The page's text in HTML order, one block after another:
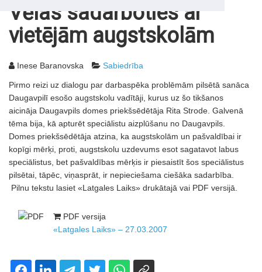
Vēlas sadarboties ar
vietējām augstskolām
Inese Baranovska Sabiedrība
Pirmo reizi uz dialogu par darbaspēka problēmām pilsētā sanāca
Daugavpilī esošo augstskolu vadītāji, kurus uz šo tikšanos
aicināja Daugavpils domes priekšsēdētāja Rita Strode. Galvenā
tēma bija, kā apturēt speciālistu aizplūšanu no Daugavpils.
Domes priekšsēdētāja atzina, ka augstskolām un pašvaldībai ir
kopīgi mērķi, proti, augstskolu uzdevums esot sagatavot labus
speciālistus, bet pašvaldības mērķis ir piesaistīt šos speciālistus
pilsētai, tāpēc, viņasprāt, ir nepieciešama ciešāka sadarbība.
Pilnu tekstu lasiet «Latgales Laiks» drukātajā vai PDF versijā.
PDF versija
«Latgales Laiks» – 27.03.2007